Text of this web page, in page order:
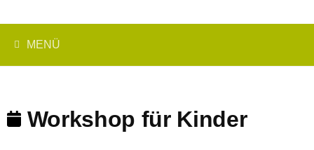
MENÜ
Workshop für Kinder